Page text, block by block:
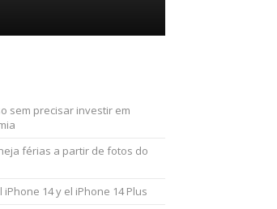
sem precisar investir em
férias a partir de fotos do
14 y el iPhone 14 Plus